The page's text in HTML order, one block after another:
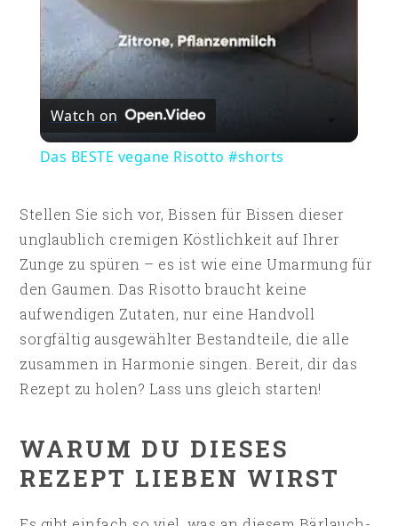
Watch on
Das BESTE vegane Risotto #shorts
Stellen Sie sich vor, Bissen für Bissen dieser
unglaublich cremigen Köstlichkeit auf Ihrer
Zunge zu spüren – es ist wie eine Umarmung für
den Gaumen. Das Risotto braucht keine
aufwendigen Zutaten, nur eine Handvoll
sorgfältig ausgewählter Bestandteile, die alle
zusammen in Harmonie singen. Bereit, dir das
Rezept zu holen? Lass uns gleich starten!
WARUM DU DIESES
REZEPT LIEBEN WIRST